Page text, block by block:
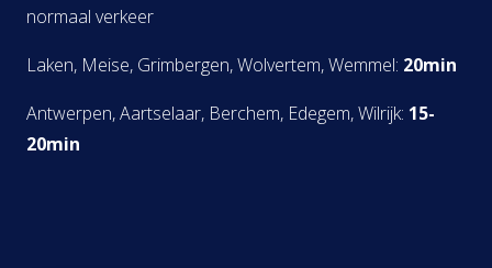
normaal verkeer
Laken, Meise, Grimbergen, Wolvertem, Wemmel: 20min
Antwerpen, Aartselaar, Berchem, Edegem, Wilrijk: 15-
20min